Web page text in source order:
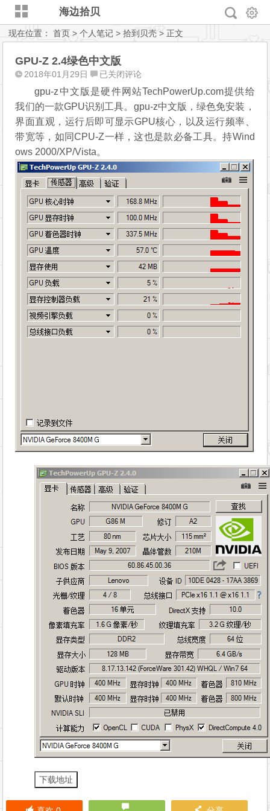
海边拾贝
现在位置：首页 >个人笔记 >拾到贝壳 > 正文
GPU-Z 2.4绿色中文版
2018年01月29日
GPU-
Z
2.4
绿
色
中
文
版
已关闭评论
gpu-z中文版是硬件网站TechPowerUp.com提供给
我们的一款GPU识别工具。gpu-z中文版，绿色免安装，
界面直观，运行后即可显示GPU核心，以及运行频率、
带宽等，如同CPU-Z一样，这也是款必备工具。持Wind
ows 2000/XP/Vista。
下载地址